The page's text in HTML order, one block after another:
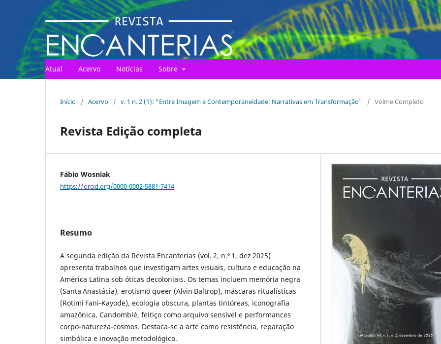
Atual Acervo Notícias Sobre
Início / Acervo / v. 1 n. 2 (1): "Entre Imagem e Contemporaneidade: Narrativas em Transformação" / Volme Completo
Revista Edição completa
Fábio Wosniak
https://orcid.org/0000-0002-5881-7414
Resumo
A segunda edição da Revista Encanterias (vol. 2, n.º 1, dez 2025)
apresenta trabalhos que investigam artes visuais, cultura e educação na
América Latina sob óticas decoloniais. Os temas incluem memória negra
(Santa Anastácia), erotismo queer (Alvin Baltrop), máscaras ritualísticas
(Rotimi Fani‑Kayode), ecologia obscura, plantas tintóreas, iconografia
amazônica, Candomblé, feitiço como arquivo sensível e performances
corpo-natureza-cosmos. Destaca-se a arte como resistência, reparação
simbólica e inovação metodológica.